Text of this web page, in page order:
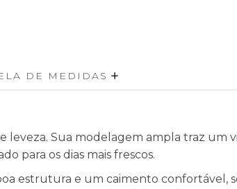
DE MEDIDAS
leveza. Sua modelagem ampla traz
para os dias mais frescos.
estrutura e um caimento confortável,